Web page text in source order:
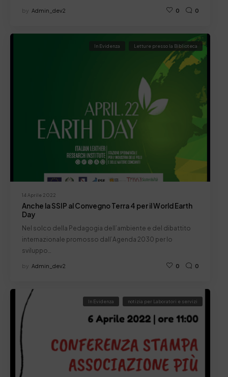
by Admin_dev2 0 0
14 Aprile 2022
In Evidenza Letture presso la Biblioteca
Anche la SSIP al Convegno Terra 4 per il World Earth
Day
Nel solco della Pedagogia dell’ambiente e del dibattito
internazionale promosso dall’Agenda 2030 per lo
sviluppo…
by Admin_dev2 0 0
In Evidenza notizia per Laboratori e servizi